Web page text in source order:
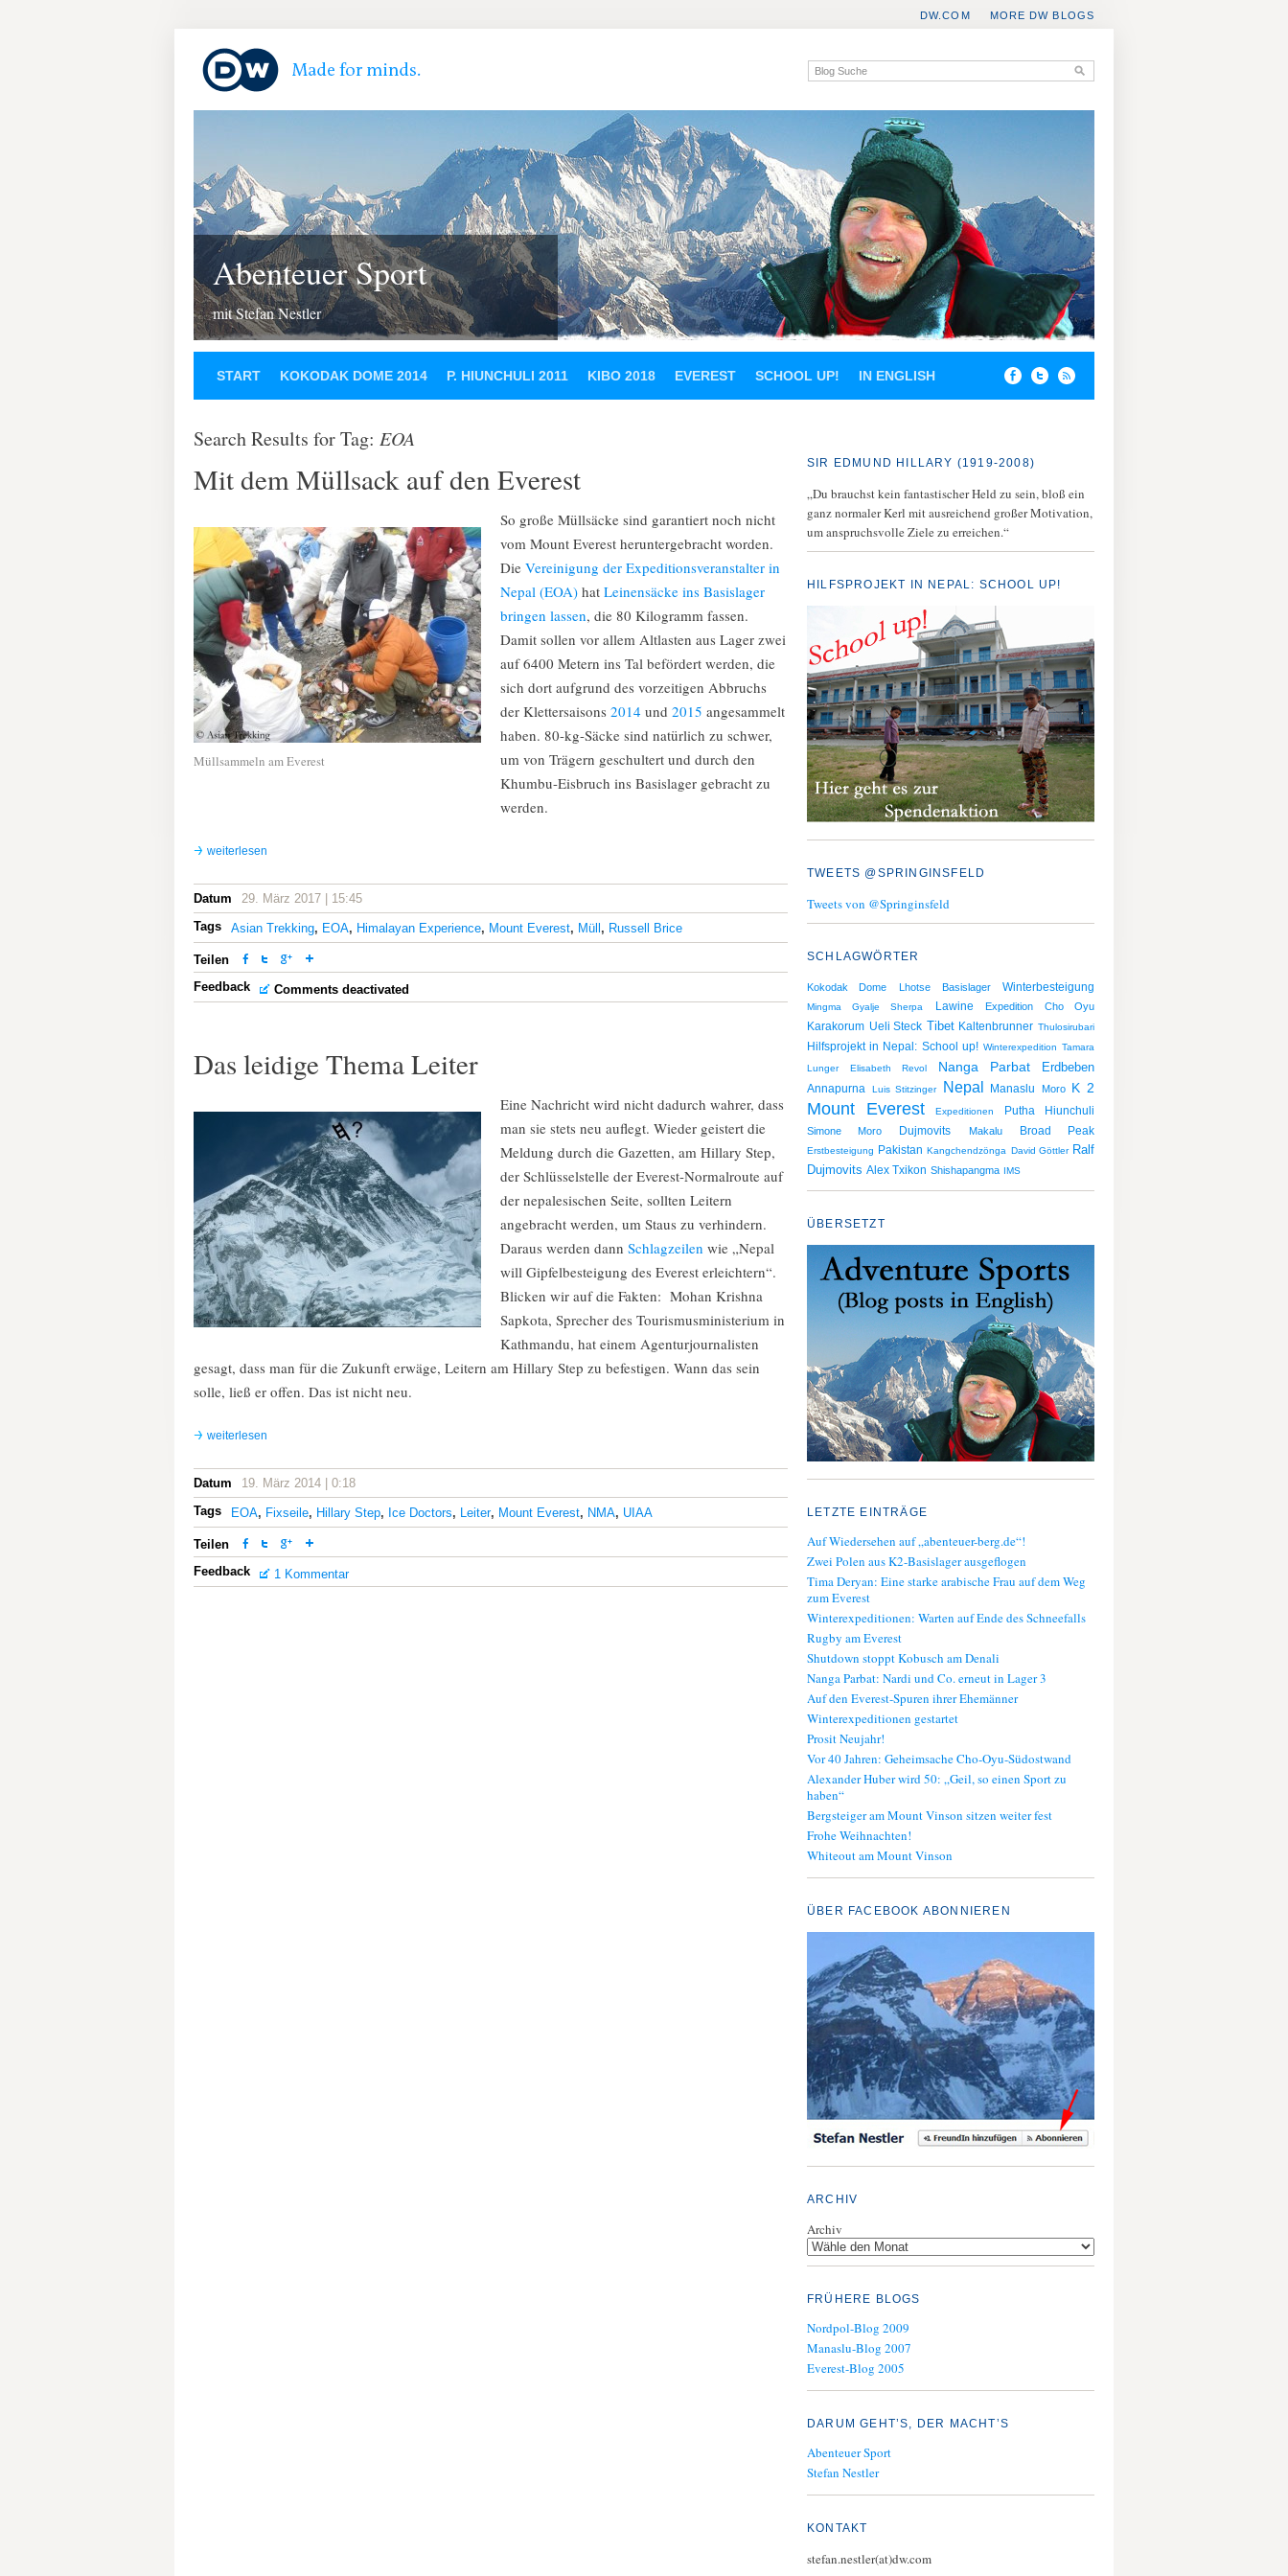
MORE DW BLOGS
DW.COM
Abenteuer Sport
mit Stefan Nestler
START KOKODAK DOME 2014 P. HIUNCHULI 2011 KIBO 2018 EVEREST SCHOOL UP! IN ENGLISH
Search Results for Tag: EOA
Mit dem Müllsack auf den Everest
Müllsammeln am Everest
So große Müllsäcke sind garantiert noch nicht
vom Mount Everest heruntergebracht worden.
Die Vereinigung der Expeditionsveranstalter in
Nepal (EOA) hat Leinensäcke ins Basislager
bringen lassen, die 80 Kilogramm fassen.
Damit sollen vor allem Altlasten aus Lager zwei
auf 6400 Metern ins Tal befördert werden, die
sich dort aufgrund des vorzeitigen Abbruchs
der Klettersaisons 2014 und 2015 angesammelt
haben. 80-kg-Säcke sind natürlich zu schwer,
um von Trägern geschultert und durch den
Khumbu-Eisbruch ins Basislager gebracht zu
werden.
weiterlesen
Datum
29. März 2017 | 15:45
Tags
Asian Trekking, EOA, Himalayan Experience, Mount Everest, Müll , Russell Brice
Teilen
Feedback
Comments deactivated
Das leidige Thema Leiter
Eine Nachricht wird nicht dadurch wahrer, dass
man sie stets neu auflegt. Wieder geistert die
Meldung durch die Gazetten, am Hillary Step,
der Schlüsselstelle der Everest-Normalroute auf
der nepalesischen Seite, sollten Leitern
angebracht werden, um Staus zu verhindern.
Daraus werden dann Schlagzeilen wie „Nepal
will Gipfelbesteigung des Everest erleichtern“.
Blicken wir auf die Fakten: Mohan Krishna
Sapkota, Sprecher des Tourismusministerium in
Kathmandu, hat einem Agenturjournalisten
gesagt, dass man für die Zukunft erwäge, Leitern am Hillary Step zu befestigen. Wann das sein
solle, ließ er offen. Das ist nicht neu.
weiterlesen
Datum
19. März 2014 | 0:18
Tags
EOA, Fixseile, Hillary Step, Ice Doctors, Leiter, Mount Everest, NMA, UIAA
Teilen
Feedback
1 Kommentar
SIR EDMUND HILLARY (1919-2008)
„Du brauchst kein fantastischer Held zu sein, bloß ein
ganz normaler Kerl mit ausreichend großer Motivation,
um anspruchsvolle Ziele zu erreichen.“
HILFSPROJEKT IN NEPAL: SCHOOL UP!
TWEETS @SPRINGINSFELD
Tweets von @Springinsfeld
SCHLAGWÖRTER
Kokodak Dome Lhotse Basislager Winterbesteigung
Mingma Gyalje Sherpa Lawine Expedition Cho Oyu
Karakorum Ueli Steck Tibet Kaltenbrunner Thulosirubari
Hilfsprojekt in Nepal: School up! Winterexpedition Tamara
Lunger
Elisabeth Revol Nanga Parbat Erdbeben
Annapurna Luis Stitzinger Nepal Manaslu Moro K 2
Mount Everest Expeditionen Putha Hiunchuli
Simone Moro Dujmovits Makalu Broad Peak
Erstbesteigung Pakistan Kangchendzönga David Göttler Ralf
Dujmovits Alex Txikon Shishapangma IMS
ÜBERSETZT
LETZTE EINTRÄGE
Auf Wiedersehen auf „abenteuer-berg.de“!
Zwei Polen aus K2-Basislager ausgeflogen
Tima Deryan: Eine starke arabische Frau auf dem Weg
zum Everest
Winterexpeditionen: Warten auf Ende des Schneefalls
Rugby am Everest
Shutdown stoppt Kobusch am Denali
Nanga Parbat: Nardi und Co. erneut in Lager 3
Auf den Everest-Spuren ihrer Ehemänner
Winterexpeditionen gestartet
Prosit Neujahr!
Vor 40 Jahren: Geheimsache Cho-Oyu-Südostwand
Alexander Huber wird 50: „Geil, so einen Sport zu
haben“
Bergsteiger am Mount Vinson sitzen weiter fest
Frohe Weihnachten!
Whiteout am Mount Vinson
ÜBER FACEBOOK ABONNIEREN
ARCHIV
Archiv
FRÜHERE BLOGS
Nordpol-Blog 2009
Manaslu-Blog 2007
Everest-Blog 2005
DARUM GEHT’S, DER MACHT’S
Abenteuer Sport
Stefan Nestler
KONTAKT
stefan.nestler(at)dw.com